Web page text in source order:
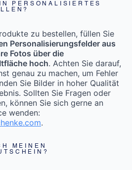
PERSONALISIERTES
zu bestellen, füllen Sie
Personalisierungsfelder aus
Fotos über die
hoch. Achten Sie darauf,
genau zu machen, um Fehler
Sie Bilder in hoher Qualität
Sollten Sie Fragen oder
können Sie sich gerne an
wenden:
.
MEINEN